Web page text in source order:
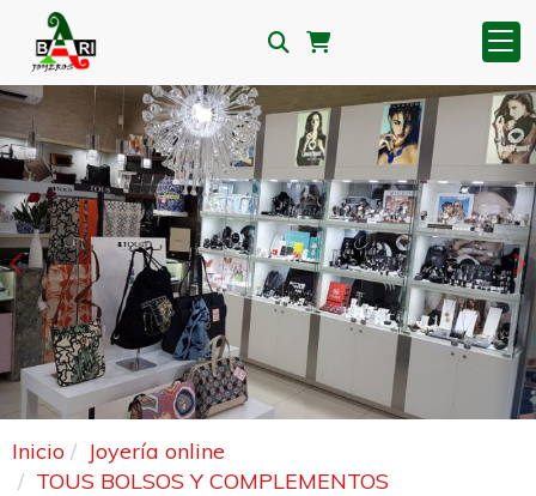
Anterior
Inicio
Joyería online
TOUS BOLSOS Y COMPLEMENTOS